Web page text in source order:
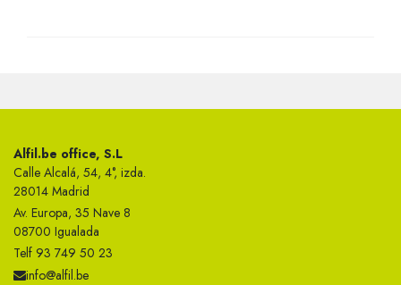
Alfil.be office, S.L
Calle Alcalá, 54, 4°, izda.
28014 Madrid
Av. Europa, 35 Nave 8
08700 Igualada
Telf 93 749 50 23
info@alfil.be